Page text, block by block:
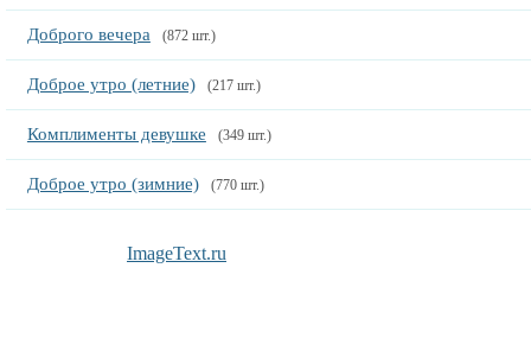
Доброго вечера (872 шт.)
Доброе утро (летние) (217 шт.)
Комплименты девушке (349 шт.)
Доброе утро (зимние) (770 шт.)
ImageText.ru